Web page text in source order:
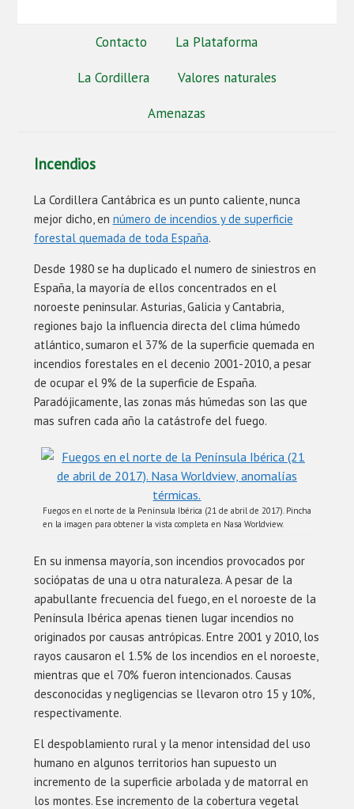
Contacto La Plataforma
La Cordillera Valores naturales
Amenazas
Incendios
La Cordillera Cantábrica es un punto caliente, nunca
mejor dicho, en número de incendios y de superficie
forestal quemada de toda España.
Desde 1980 se ha duplicado el numero de siniestros en
España, la mayoría de ellos concentrados en el
noroeste peninsular. Asturias, Galicia y Cantabria,
regiones bajo la influencia directa del clima húmedo
atlántico, sumaron el 37% de la superficie quemada en
incendios forestales en el decenio 2001-2010, a pesar
de ocupar el 9% de la superficie de España.
Paradójicamente, las zonas más húmedas son las que
mas sufren cada año la catástrofe del fuego.
Fuegos en el norte de la Península Ibérica (21 de abril de 2017). Pincha
en la imagen para obtener la vista completa en Nasa Worldview.
En su inmensa mayoría, son incendios provocados por
sociópatas de una u otra naturaleza. A pesar de la
apabullante frecuencia del fuego, en el noroeste de la
Península Ibérica apenas tienen lugar incendios no
originados por causas antrópicas. Entre 2001 y 2010, los
rayos causaron el 1.5% de los incendios en el noroeste,
mientras que el 70% fueron intencionados. Causas
desconocidas y negligencias se llevaron otro 15 y 10%,
respectivamente.
El despoblamiento rural y la menor intensidad del uso
humano en algunos territorios han supuesto un
incremento de la superficie arbolada y de matorral en
los montes. Ese incremento de la cobertura vegetal